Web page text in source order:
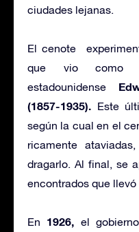
ciudades lejanas.
El cenote
que vio como
estadounidense
(1857-1935). Este
según la cual en el
ricamente
dragarlo. Al final, se
encontrados que
En 1926, el